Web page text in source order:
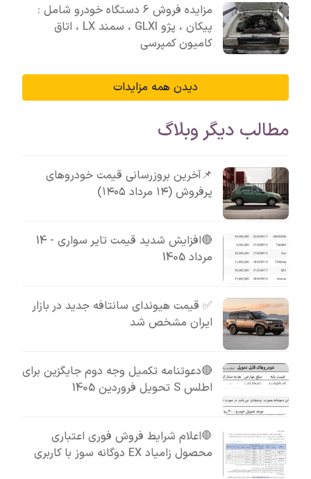
مزایده فروش 6 دستگاه خودرو شامل :
پیکان ، پژو GLXI ، سمند LX ، اتاق
کامیون کمپرسی
دیدن همه مزایدات
مطالب دیگر وبلاگ
📌آخرین بروزرسانی قیمت خودروهای
پرفروش (۱۴ مرداد ۱۴۰۵)
🔴افزایش شدید قیمت تایر سواری - 14
مرداد 1405
✅ قیمت هیوندای سانتافه جدید در بازار
ایران مشخص شد
🔴دعوتنامه تکمیل وجه دوم جایگزین برای
اطلس S تحویل فروردین 1405
🛑اعلام شرایط فروش فوری اعتباری
محصول زامیاد EX دوگانه سوز با کاربری